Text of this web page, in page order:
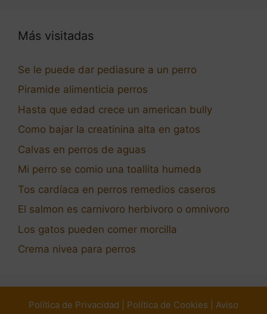
Más visitadas
Se le puede dar pediasure a un perro
Piramide alimenticia perros
Hasta que edad crece un american bully
Como bajar la creatinina alta en gatos
Calvas en perros de aguas
Mi perro se comio una toallita humeda
Tos cardíaca en perros remedios caseros
El salmon es carnivoro herbivoro o omnivoro
Los gatos pueden comer morcilla
Crema nivea para perros
Política de Privacidad Política de Cookies
Aviso